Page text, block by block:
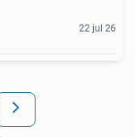
22 jul 26